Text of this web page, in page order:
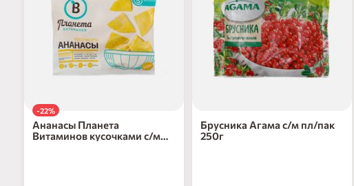
-22%
Ананасы Планета
Витаминов кусочками с/м
Брусника Агама с/м пл/пак
250г